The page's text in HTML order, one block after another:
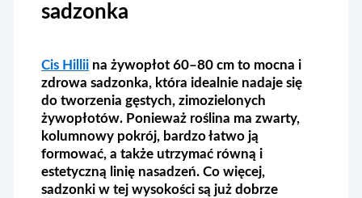
sadzonka
Cis Hillii na żywopłot 60–80 cm to mocna i
zdrowa sadzonka, która idealnie nadaje się
do tworzenia gęstych, zimozielonych
żywopłotów. Ponieważ roślina ma zwarty,
kolumnowy pokrój, bardzo łatwo ją
formować, a także utrzymać równą i
estetyczną linię nasadzeń. Co więcej,
sadzonki w tej wysokości są już dobrze